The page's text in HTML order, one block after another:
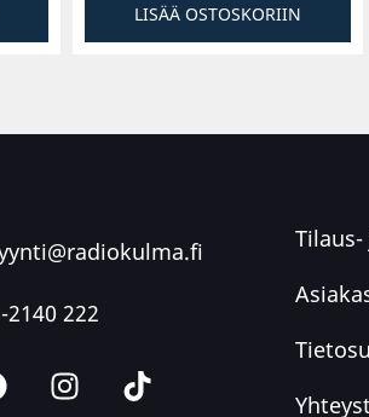
LISÄÄ OSTOSKORIIN
2140 222